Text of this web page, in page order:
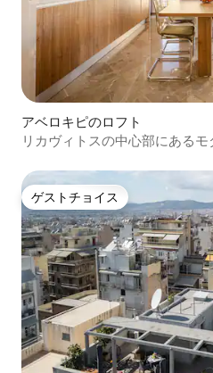
アベロキピのロフト
リカヴィトスの中心部にある
ゲストチョイス
ゲストチョイス